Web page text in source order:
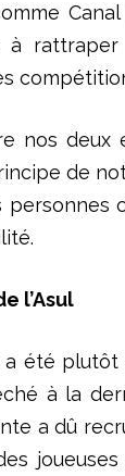
à
nos deux
de
l’Asul
a été plutôt
à la
a dû